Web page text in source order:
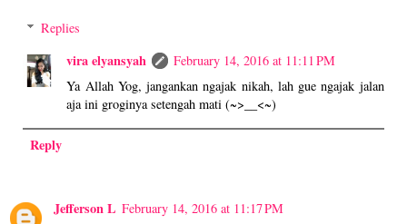
Replies
vira elyansyah
February 14, 2016 at 11:11 PM
Ya Allah Yog, jangankan ngajak nikah, lah gue ngajak jalan
aja ini groginya setengah mati (~>__<~)
Reply
Jefferson L February 14, 2016 at 11:17 PM